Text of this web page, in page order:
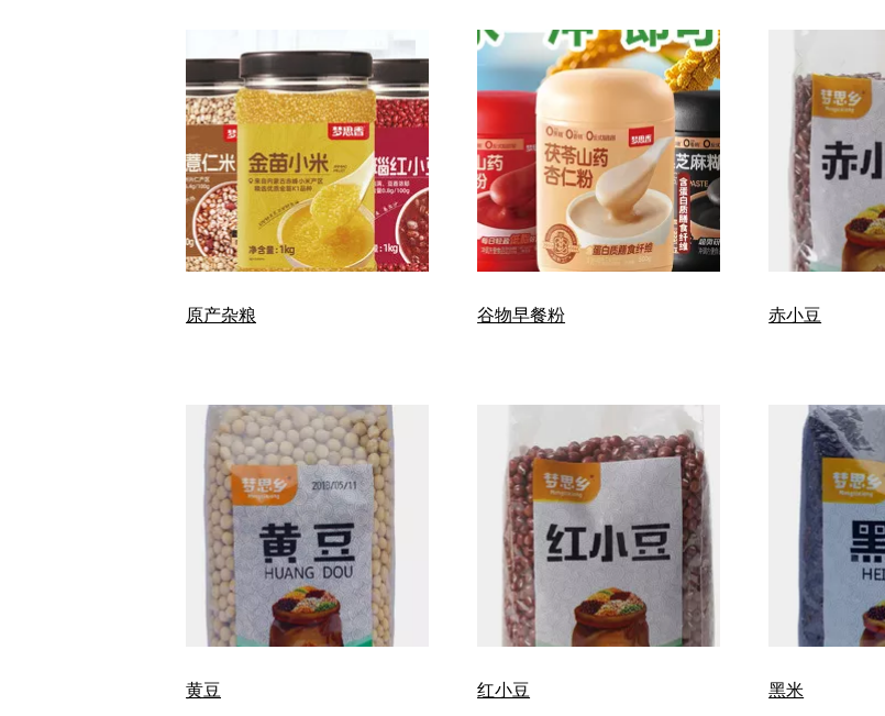
原产杂粮 谷物早餐粉 赤小豆
黄豆 红小豆 黑米